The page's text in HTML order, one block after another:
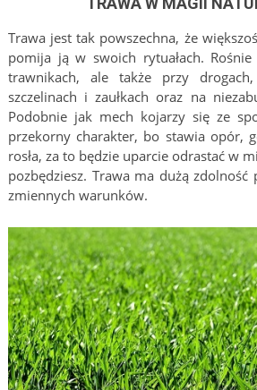
Trawa jest tak powszechna, że
pomija ją w swoich rytuałach.
trawnikach, ale także przy
szczelinach i zaułkach oraz na
Podobnie jak mech kojarzy się ze
przekorny charakter, bo stawia opór,
rosła, za to będzie uparcie odrastać w
pozbędziesz. Trawa ma dużą
zmiennych warunków.